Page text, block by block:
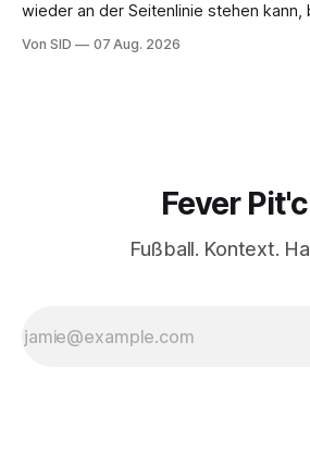
wieder an der Seitenlinie stehen kann,
Von SID 07 Aug. 2026
Fever
Fußball. Kontext.